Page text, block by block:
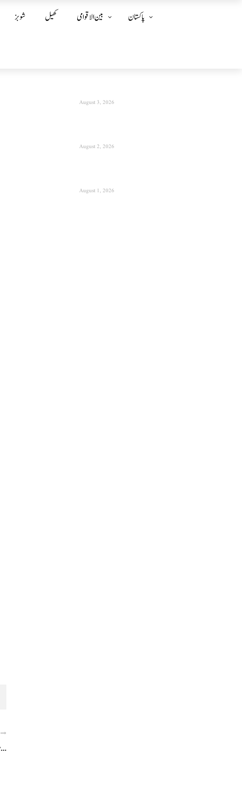
شوبز کھیل بین الا قوامی پاکستان
مہنگائی کے دور میں ریلیف: آئی فون 17 سیریز پر سود فری ...
August 3, 2026
August 2, 2026
August 1, 2026